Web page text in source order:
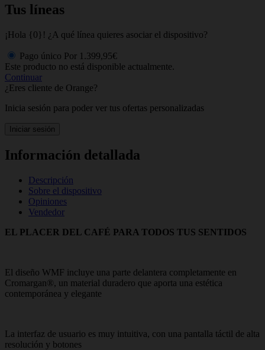
Tus líneas
¡Hola {0}! ¿A qué línea quieres asociar el dispositivo?
Pago único Por 1.399,95€
Este producto no está disponible actualmente.
Continuar
¿Eres cliente de Orange?
Inicia sesión para poder ver tus ofertas personalizadas
Iniciar sesión
Información detallada
Descripción
Sobre el dispositivo
Opiniones
Vendedor
EL PLACER DEL CAFÉ PARA TODOS TUS SENTIDOS
El diseño WMF incluye una parte delantera completamente en
Cromargan®, un material duradero que aporta una estética
contemporánea y elegante
La interfaz de usuario es muy intuitiva, con una pantalla táctil de alta
resolución y botones